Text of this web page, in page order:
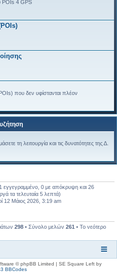
POIs 4 GPS
που δεν υφίστανται πλέον
τη λειτουργία και τις δυνατότητες της Δ.
εγγεγραμμένο, 0 με απόκρυψη και 26
τα τελευταία 5 λεπτά)
12 Μάιος 2026, 3:19 am
298 • Σύνολο μελών 261 • Το νεότερο
© phpBB Limited | SE Square Left by
BBCodes